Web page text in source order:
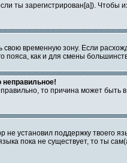
ты зарегистрирован[а]). Чтобы
свою временную зону. Если
пояса, как и для смены
неправильное!
то причина может
не установил поддержку
пока не существует, то ты